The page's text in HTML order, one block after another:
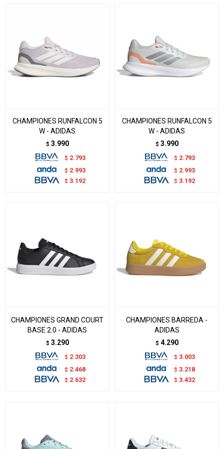
CHAMPIONES RUNFALCON 5
W - ADIDAS
$ 3.990
$ 2.793
$ 2.993
$ 3.192
CHAMPIONES RUNFALCON 5
W - ADIDAS
$ 3.990
$ 2.793
$ 2.993
$ 3.192
CHAMPIONES GRAND COURT
BASE 2.0 - ADIDAS
$ 3.290
$ 2.303
$ 2.468
$ 2.632
CHAMPIONES BARREDA -
ADIDAS
$ 4.290
$ 3.003
$ 3.218
$ 3.432